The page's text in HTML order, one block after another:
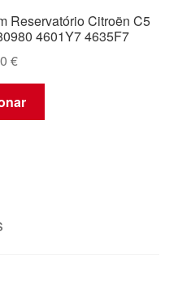
Reservatório Citroën C5
4601Y7 4635F7
€